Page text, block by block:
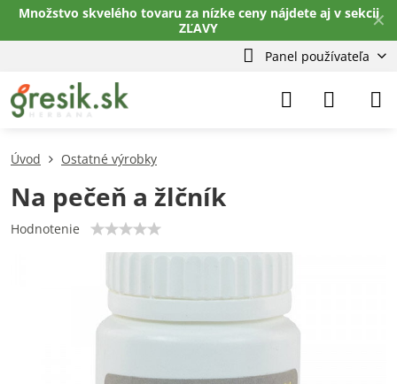
✕
Množstvo skvelého tovaru za nízke ceny nájdete aj v sekcii
ZĽAVY
Panel používateľa
Úvod Ostatné výrobky
Na pečeň a žlčník
Hodnotenie